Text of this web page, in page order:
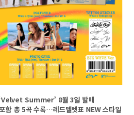
Summer’ 8월 3일 발매
함 총 5곡 수록…레드벨벳표 NEW 스타일